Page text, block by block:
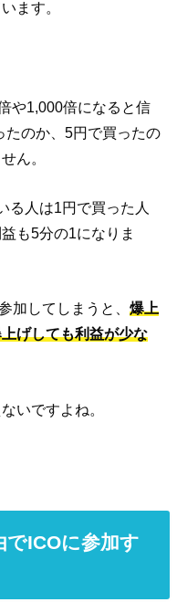
ます。
や1,000倍になると信
たのか、5円で買ったの
ん。
る人は1円で買った人
も5分の1になりま
加してしまうと、爆上
げしても利益が少な
いですよね。
でICOに参加す